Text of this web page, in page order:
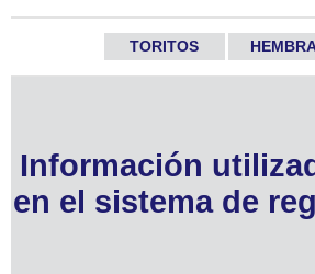
TORITOS
Información
en el sistema de